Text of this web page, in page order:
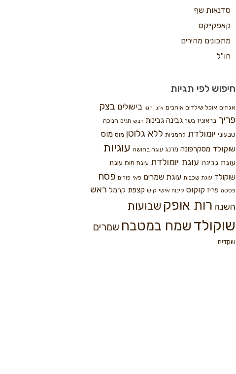
סדנאות שף
קאפקייקס
מתכונים מהירים
חו"ל
חיפוש לפי תגיות
אגוזים אוכל שילדים אוהבים אזני המן בישולים בצק
פריך בראוניז בשר גבינה גבינות דבש חגים חנוכה
טבעוני יומולדת לחמניות ללא גלוטן מוס מוס
שוקולד מסקרפונה מרנג עוגה בחושה עוגיות
עוגת גבינה עוגת יומולדת עוגת מוס עוגת
שוקולד עוגת שכבות עוגת שמרים פאי פורים פסח
פסטה פריז קוקוס קינוח אישי קיש קצפת קרמל ראש
השנה רות אופק שבועות
שוקולד שמח במטבח שמרים
שקדים